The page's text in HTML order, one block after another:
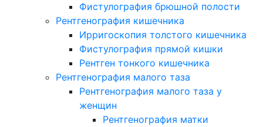
Фистулография брюшной полости
Рентгенография кишечника
Ирригоскопия толстого кишечника
Фистулография прямой кишки
Рентген тонкого кишечника
Рентгенография малого таза
Рентгенография малого таза у
женщин
Рентгенография матки